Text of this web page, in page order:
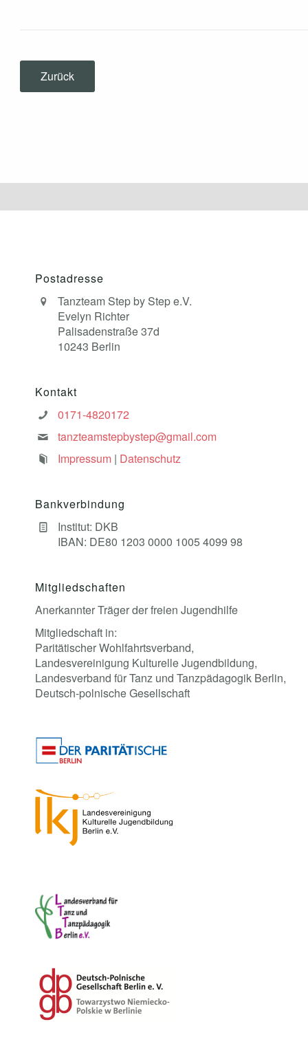
Zurück
Postadresse
Tanzteam Step by Step e.V.
Evelyn Richter
Palisadenstraße 37d
10243 Berlin
Kontakt
0171-4820172
tanzteamstepbystep@gmail.com
Impressum | Datenschutz
Bankverbindung
Institut: DKB
IBAN: DE80 1203 0000 1005 4099 98
Mitgliedschaften
Anerkannter Träger der freien Jugendhilfe
Mitgliedschaft in:
Paritätischer Wohlfahrtsverband,
Landesvereinigung Kulturelle Jugendbildung,
Landesverband für Tanz und Tanzpädagogik Berlin,
Deutsch-polnische Gesellschaft